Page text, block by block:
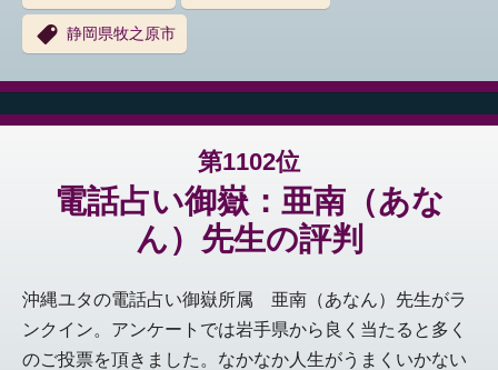
静岡県牧之原市
第1102位
電話占い御嶽：亜南（あな
ん）先生の評判
沖縄ユタの電話占い御嶽所属 亜南（あなん）先生がラ
ンクイン。アンケートでは岩手県から良く当たると多く
のご投票を頂きました。なかなか人生がうまくいかない